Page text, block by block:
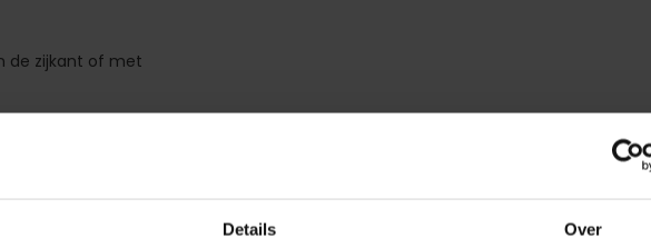
Details Over
de zijkant of met
en 5 meter kabel